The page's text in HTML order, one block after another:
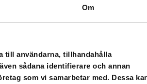
Om
till användarna, tillhandahålla
sådana identifierare och annan
som vi samarbetar med. Dessa
följ informationen här på hemsidan.
vi behöver stänga av vatten för några